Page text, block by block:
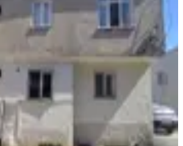
Piri Reis Mahallesi
150 m²·08.06.2026
Erinci